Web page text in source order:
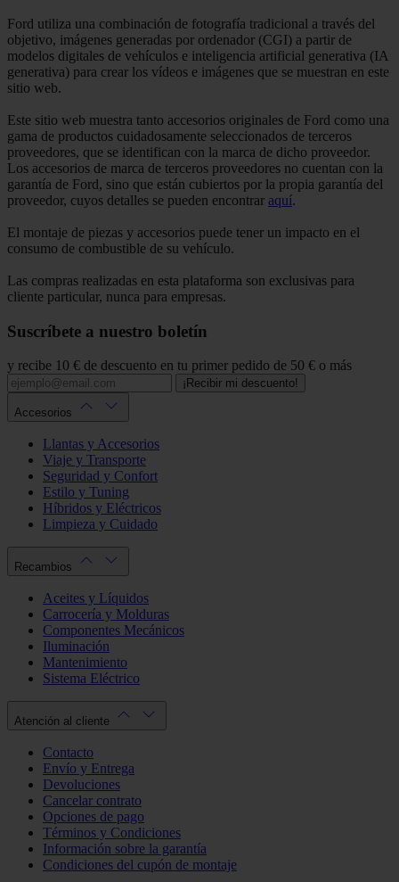
Ford utiliza una combinación de fotografía tradicional a través del
objetivo, imágenes generadas por ordenador (CGI) a partir de
modelos digitales de vehículos e inteligencia artificial generativa (IA
generativa) para crear los vídeos e imágenes que se muestran en este
sitio web.
Este sitio web muestra tanto accesorios originales de Ford como una
gama de productos cuidadosamente seleccionados de terceros
proveedores, que se identifican con la marca de dicho proveedor.
Los accesorios de marca de terceros proveedores no cuentan con la
garantía de Ford, sino que están cubiertos por la propia garantía del
proveedor, cuyos detalles se pueden encontrar aquí.
El montaje de piezas y accesorios puede tener un impacto en el
consumo de combustible de su vehículo.
Las compras realizadas en esta plataforma son exclusivas para
cliente particular, nunca para empresas.
Suscríbete a nuestro boletín
y recibe 10 € de descuento en tu primer pedido de 50 € o más
¡Recibir mi descuento!
Accesorios
Llantas y Accesorios
Viaje y Transporte
Seguridad y Confort
Estilo y Tuning
Híbridos y Eléctricos
Limpieza y Cuidado
Recambios
Aceites y Líquidos
Carrocería y Molduras
Componentes Mecánicos
Iluminación
Mantenimiento
Sistema Eléctrico
Atención al cliente
Contacto
Envío y Entrega
Devoluciones
Cancelar contrato
Opciones de pago
Términos y Condiciones
Información sobre la garantía
Condiciones del cupón de montaje